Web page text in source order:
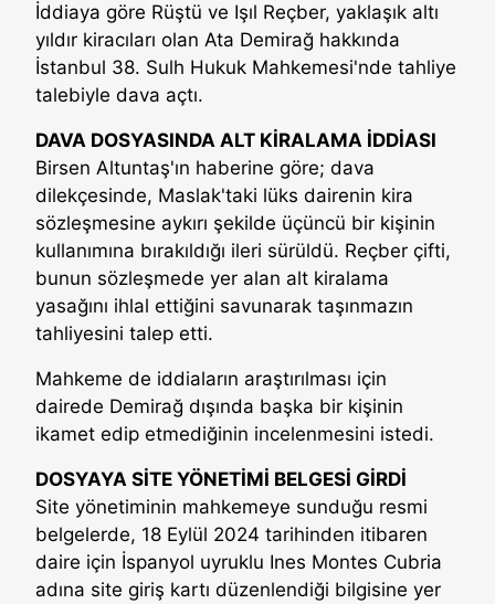
İddiaya göre Rüştü ve Işıl Reçber, yaklaşık altı
yıldır kiracıları olan Ata Demirağ hakkında
İstanbul 38. Sulh Hukuk Mahkemesi'nde tahliye
talebiyle dava açtı.
DAVA DOSYASINDA ALT KİRALAMA İDDİASI
Birsen Altuntaş'ın haberine göre; dava
dilekçesinde, Maslak'taki lüks dairenin kira
sözleşmesine aykırı şekilde üçüncü bir kişinin
kullanımına bırakıldığı ileri sürüldü. Reçber çifti,
bunun sözleşmede yer alan alt kiralama
yasağını ihlal ettiğini savunarak taşınmazın
tahliyesini talep etti.
Mahkeme de iddiaların araştırılması için
dairede Demirağ dışında başka bir kişinin
ikamet edip etmediğinin incelenmesini istedi.
DOSYAYA SİTE YÖNETİMİ BELGESİ GİRDİ
Site yönetiminin mahkemeye sunduğu resmi
belgelerde, 18 Eylül 2024 tarihinden itibaren
daire için İspanyol uyruklu Ines Montes Cubria
adına site giriş kartı düzenlendiği bilgisine yer